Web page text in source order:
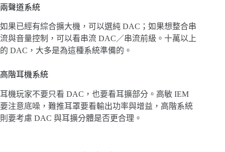
兩聲道系統
如果已經有綜合擴大機，可以選純 DAC；如果想整合串
流與音量控制，可以看串流 DAC／串流前級。十萬以上
的 DAC，大多是為這種系統準備的。
高階耳機系統
耳機玩家不要只看 DAC，也要看耳擴部分。高敏 IEM
要注意底噪，難推耳罩要看輸出功率與增益，高階系統
則要考慮 DAC 與耳擴分體是否更合理。